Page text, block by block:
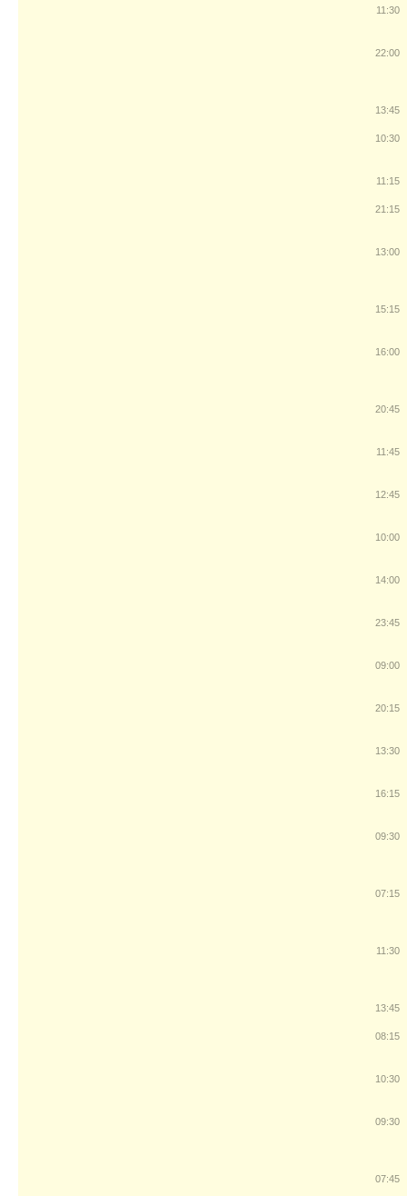
11:30
22:00
13:45
10:30
11:15
21:15
13:00
15:15
16:00
20:45
11:45
12:45
10:00
14:00
23:45
09:00
20:15
13:30
16:15
09:30
07:15
11:30
13:45
08:15
10:30
09:30
07:45